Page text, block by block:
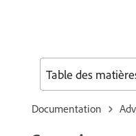
Documentation
Table des